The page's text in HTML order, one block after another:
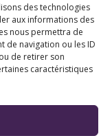
des technologies
aux informations des
nous permettra de
de navigation ou les ID
de retirer son
caractéristiques
/ 13h-18h